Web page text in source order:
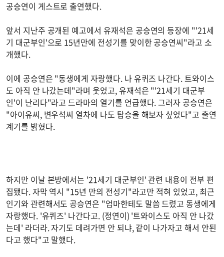
공승연이 게스트로 출연했다.
앞서 지난주 공개된 예고에서 유재석은 공승연의 등장에 "'21세
기 대군부인'으로 15년만에 전성기를 맞이한 공승연씨"라고 소
개했다.
이에 공승연은 "동생에게 자랑했다. 나 유퀴즈 나간다. 트와이스
도 아직 안 나갔는데"라며 웃었고, 유재석은 "'21세기 대군부
인'이 난리다"라고 드라마의 열기를 언급했다. 그러자 공승연은
"아이유씨, 변우석씨 열차에 나도 탑승을 해보자 싶었다"고 출연
계기를 밝혔다.
하지만 이날 본방에서는 '21세기 대군부인' 관련 내용이 전부 편
집됐다. 자막 역시 "15년 만의 전성기"라고만 적혀 있었고, 최근
인기와 관련해서도 공승연은 "엄마한테도 말씀 드렸고 동생에게
자랑했다. '유퀴즈' 나간다고. (정연이) '트와이스도 아직 안 나갔
는데' 라더라. 자기도 데려가면 안 되냐, 같이 나가자고 해서 안된
다고 했다"고 말했다.